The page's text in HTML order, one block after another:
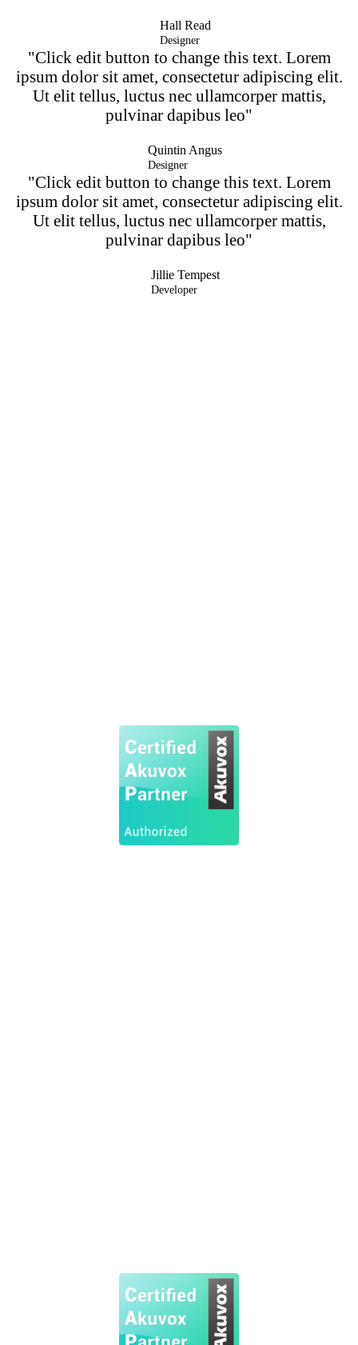
Hall Read
Designer
"Click edit button to change this text. Lorem
ipsum dolor sit amet, consectetur adipiscing elit.
Ut elit tellus, luctus nec ullamcorper mattis,
pulvinar dapibus leo"
Quintin Angus
Designer
"Click edit button to change this text. Lorem
ipsum dolor sit amet, consectetur adipiscing elit.
Ut elit tellus, luctus nec ullamcorper mattis,
pulvinar dapibus leo"
Jillie Tempest
Developer